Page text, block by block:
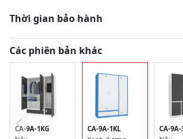
Thời gian bảo hành
Các phiên bản khác
CA-9A-1KG
CA-9A-1KL
CA-9A-